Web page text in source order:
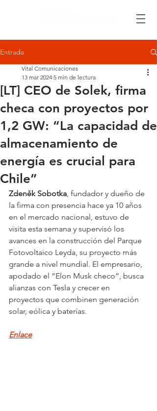
Entrada
[LT] CEO de Solek, firma
checa con proyectos por
1,2 GW: “La capacidad de
almacenamiento de
energía es crucial para
Chile”
Vital Comunicaciones
13 mar 2024 5 min de lectura
Zdeněk Sobotka, fundador y dueño de
la firma con presencia hace ya 10 años
en el mercado nacional, estuvo de
visita esta semana y supervisó los
avances en la construcción del Parque
Fotovoltaico Leyda, su proyecto más
grande a nivel mundial. El empresario,
apodado el “Elon Musk checo”, busca
alianzas con Tesla y crecer en
proyectos que combinen generación
solar, eólica y baterías.
Enlace